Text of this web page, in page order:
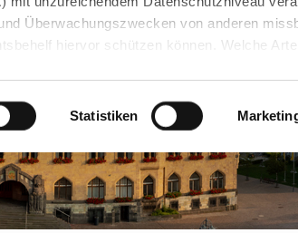
Überwachungszwecken von anderen
hiervor schützen können. Welche
Ihnen getroffene Auswahl der gewünschten
oder
werden.
Statistiken